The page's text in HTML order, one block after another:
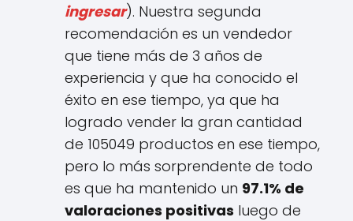
ingresar). Nuestra segunda
recomendación es un vendedor
que tiene más de 3 años de
experiencia y que ha conocido el
éxito en ese tiempo, ya que ha
logrado vender la gran cantidad
de 105049 productos en ese tiempo,
pero lo más sorprendente de todo
es que ha mantenido un 97.1% de
valoraciones positivas luego de